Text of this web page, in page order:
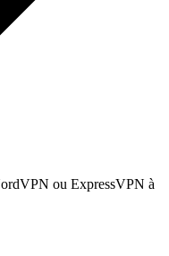
ou ExpressVPN à